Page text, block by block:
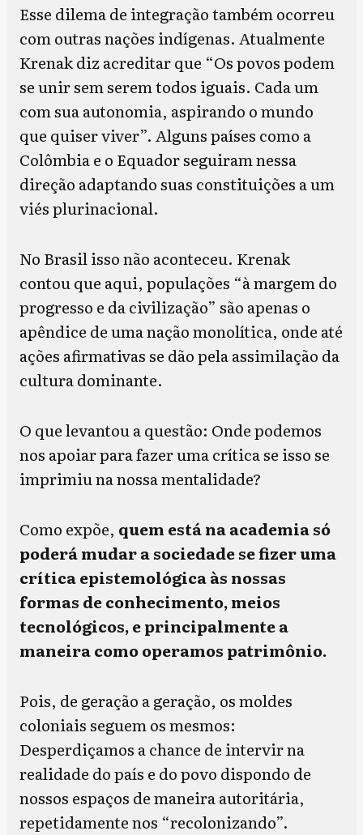
Esse dilema de integração também ocorreu
com outras nações indígenas. Atualmente
Krenak diz acreditar que “Os povos podem
se unir sem serem todos iguais. Cada um
com sua autonomia, aspirando o mundo
que quiser viver”. Alguns países como a
Colômbia e o Equador seguiram nessa
direção adaptando suas constituições a um
viés plurinacional.
No Brasil isso não aconteceu. Krenak
contou que aqui, populações “à margem do
progresso e da civilização” são apenas o
apêndice de uma nação monolítica, onde até
ações afirmativas se dão pela assimilação da
cultura dominante.
O que levantou a questão: Onde podemos
nos apoiar para fazer uma crítica se isso se
imprimiu na nossa mentalidade?
Como expõe, quem está na academia só
poderá mudar a sociedade se fizer uma
crítica epistemológica às nossas
formas de conhecimento, meios
tecnológicos, e principalmente a
maneira como operamos patrimônio.
Pois, de geração a geração, os moldes
coloniais seguem os mesmos:
Desperdiçamos a chance de intervir na
realidade do país e do povo dispondo de
nossos espaços de maneira autoritária,
repetidamente nos “recolonizando”.